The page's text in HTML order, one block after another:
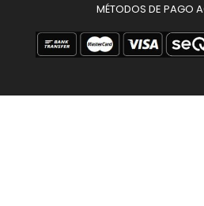
MÉTODOS DE PAGO